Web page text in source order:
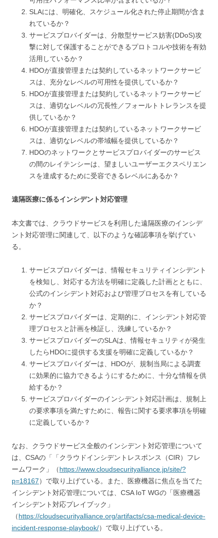
SLAには、明確化、スケジュール化された停止期間が含ま
れているか？
サービスプロバイダーは、分散型サービス妨害(DDoS)攻
撃に対して保護することができるプロトコルや技術を有効
活用しているか？
HDOが直接管理または契約しているネットワークサービ
スは、充分なレベルの可用性を提供しているか？
HDOが直接管理または契約しているネットワークサービ
スは、適切なレベルの冗長性／フォールトトレランスを提
供しているか？
HDOが直接管理または契約しているネットワークサービ
スは、適切なレベルの帯域幅を提供しているか？
HDOのネットワークとサービスプロバイダーのサービス
の間のレイテンシーは、望ましいユーザーエクスペリエン
スを達成するために受容できるレベルにあるか？
遠隔医療に係るインシデント対応管理
本文書では、クラウドサービスを利用した遠隔医療のインシデ
ント対応管理に関連して、以下のような確認事項を挙げてい
る。
サービスプロバイダーは、情報セキュリティインシデント
を検知し、対応する方法を明確に定義した計画とともに、
公式のインシデント対応および管理プロセスを有している
か？
サービスプロバイダーは、定期的に、インシデント対応管
理プロセスと計画を検証し、洗練しているか？
サービスプロバイダーのSLAは、情報セキュリティが発生
したらHDOに提供する支援を明確に定義しているか？
サービスプロバイダーは、HDOが、規制当局による調査
に効果的に協力できるようにするために、十分な情報を供
給するか？
サービスプロバイダーのインシデント対応計画は、規制上
の要求事項を満たすために、報告に関する要求事項を明確
に定義しているか？
なお、クラウドサービス全般のインシデント対応管理について
は、CSAの「「クラウドインシデントレスポンス（CIR）フレ
ームワーク」（https://www.cloudsecurityalliance.jp/site/?
p=18167）で取り上げている。また、医療機器に焦点を当てた
インシデント対応管理については、CSA IoT WGの「医療機器
インシデント対応プレイブック」
（https://cloudsecurityalliance.org/artifacts/csa-medical-device-
incident-response-playbook/）で取り上げている。